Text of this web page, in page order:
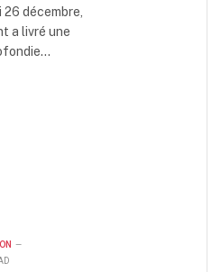
décembre,
a livré une